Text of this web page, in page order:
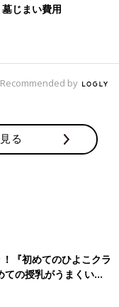
じまい費用
Recommended by
る
『初めてのひよこクラ
ての授乳がうまくい
夏のトラブル 解決テ